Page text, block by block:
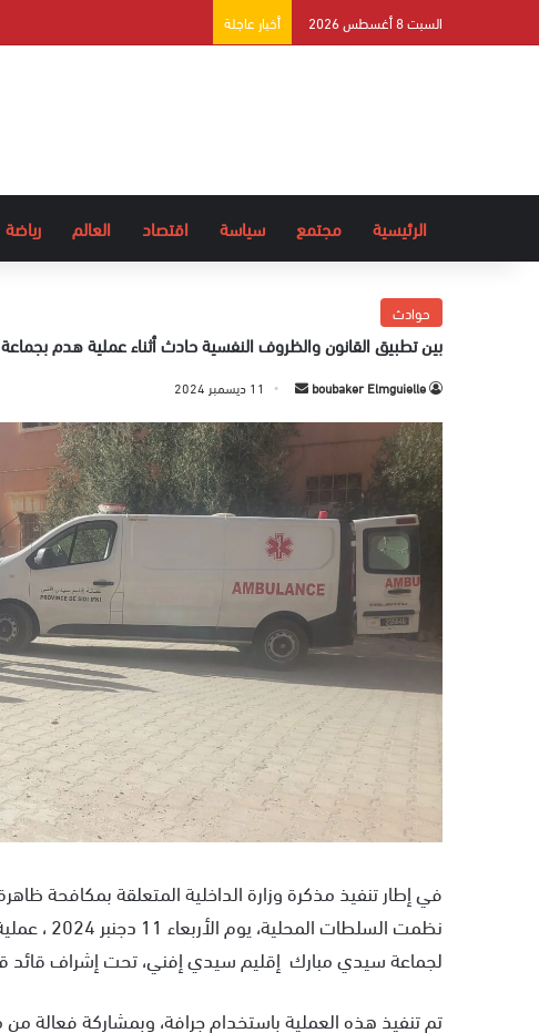
السبت 8 أغسطس 2026 أخبار عاجلة
الرئيسية مجتمع سياسة اقتصاد العالم رياضة
حوادث
بين تطبيق القانون والظروف النفسية حادث أثناء عملية هدم
boubaker Elmguielle
س
ر
ي
ا
ل
ك
و
ي
ا
11 ديسمبر 2024
في إطار تنفيذ مذكرة وزارة الداخلية المتعلقة بمكافحة
نظمت
لجماعة سيدي مبارك إقليم سيدي إفني، تحت إشراف قائد
تم تنفيذ هذه العملية باستخدام جرافة، وبمشاركة فعالة